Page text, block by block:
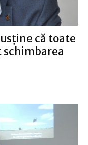
că toate
schimbarea